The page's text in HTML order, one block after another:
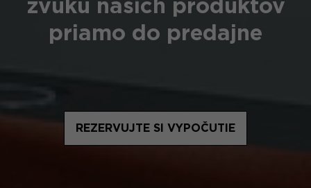
zvuku našich produktov
priamo do predajne
REZERVUJTE SI VYPOČUTIE